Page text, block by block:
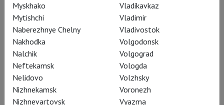
В афише проекта: спектакли Большого театра и
Музыкального театра имени Станиславского и
Немировича-Данченко, Театра Урал Опера Балет,
Пермского театра оперы и балета, Московского
драматического театра имени Пушкина, Театра Бориса
Эйфмана, Московского театра имени Маяковского, Театра
Мастерской П.Н. Фоменко, Театра имени Вахтангова,
Театра Наций, спектакли проекта «Бродвей Москва», МХТ
Myskhako
Mytishchi
Naberezhnye Chelny
Nakhodka
Nalchik
Neftekamsk
Nelidovo
Nizhnekamsk
Nizhnevartovsk
Vladikavkaz
Vladimir
Vladivostok
Volgodonsk
Volgograd
Vologda
Volzhsky
Voronezh
Vyazma